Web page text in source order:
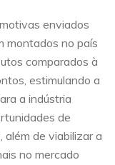
enviados
montados no país
comparados à
estimulando a
a indústria
de
de viabilizar a
no mercado